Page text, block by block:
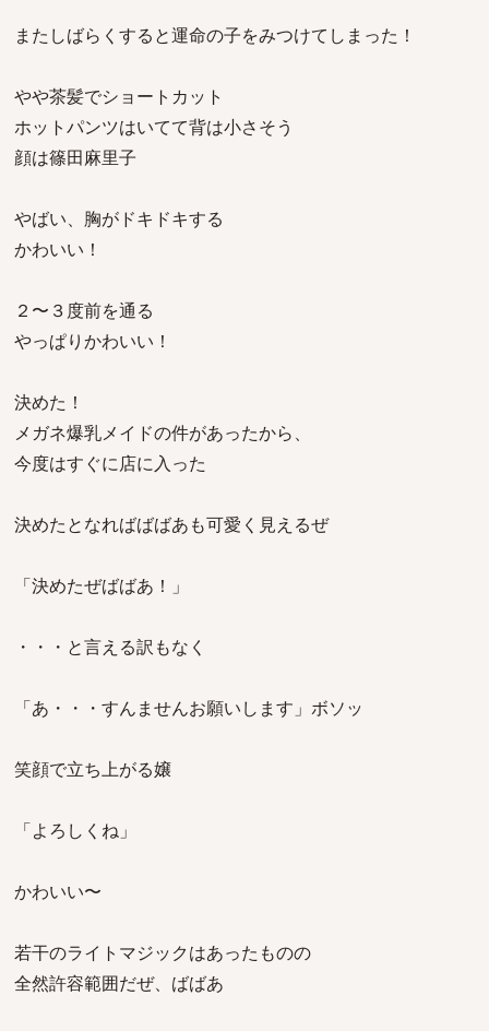
またしばらくすると運命の子をみつけてしまった！
やや茶髪でショートカット
ホットパンツはいてて背は小さそう
顔は篠田麻里子
やばい、胸がドキドキする
かわいい！
２〜３度前を通る
やっぱりかわいい！
決めた！
メガネ爆乳メイドの件があったから、
今度はすぐに店に入った
決めたとなればばばあも可愛く見えるぜ
「決めたぜばばあ！」
・・・と言える訳もなく
「あ・・・すんませんお願いします」ボソッ
笑顔で立ち上がる嬢
「よろしくね」
かわいい〜
若干のライトマジックはあったものの
全然許容範囲だぜ、ばばあ